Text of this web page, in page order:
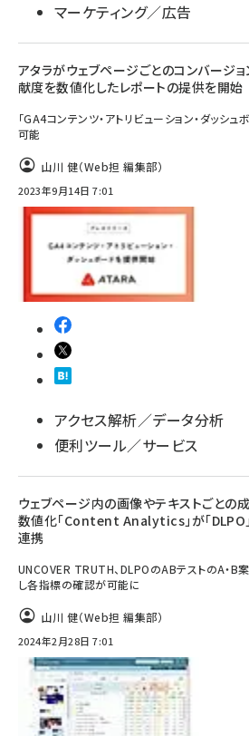
マーケティング／広告
アタラがウェブページごとのコンバージ
献度を数値化したレポートの提供を開始
「GA4コンテンツ・アトリビューション・ダッシ
可能
山川 健（Web担 編集部）
2023年9月14日 7:01
アクセス解析／データ分析
便利ツール／サービス
ウェブページ内の画像やテキストごとの
数値化「Content Analytics」が「DLPO
連携
UNCOVER TRUTH、DLPOのABテストのA・B
し各指標の確認が可能に
山川 健（Web担 編集部）
2024年2月28日 7:01